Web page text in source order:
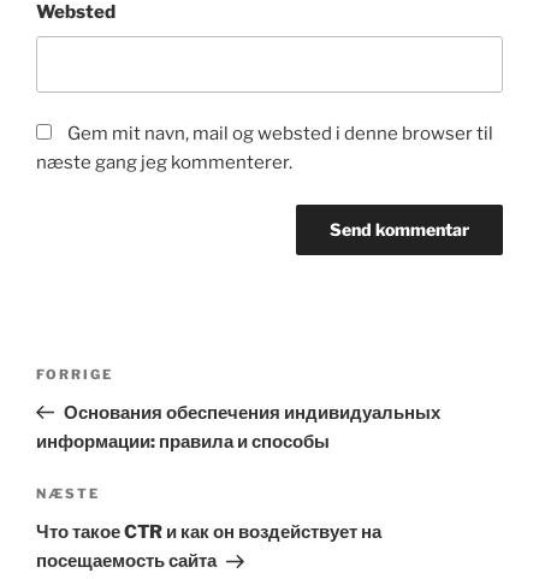
Websted
Gem mit navn, mail og websted i denne browser til
næste gang jeg kommenterer.
Forrige
indlæg
FORRIGE
Основания обеспечения индивидуальных
информации: правила и способы
Næste
indlæg
NÆSTE
Что такое CTR и как он воздействует на
посещаемость сайта